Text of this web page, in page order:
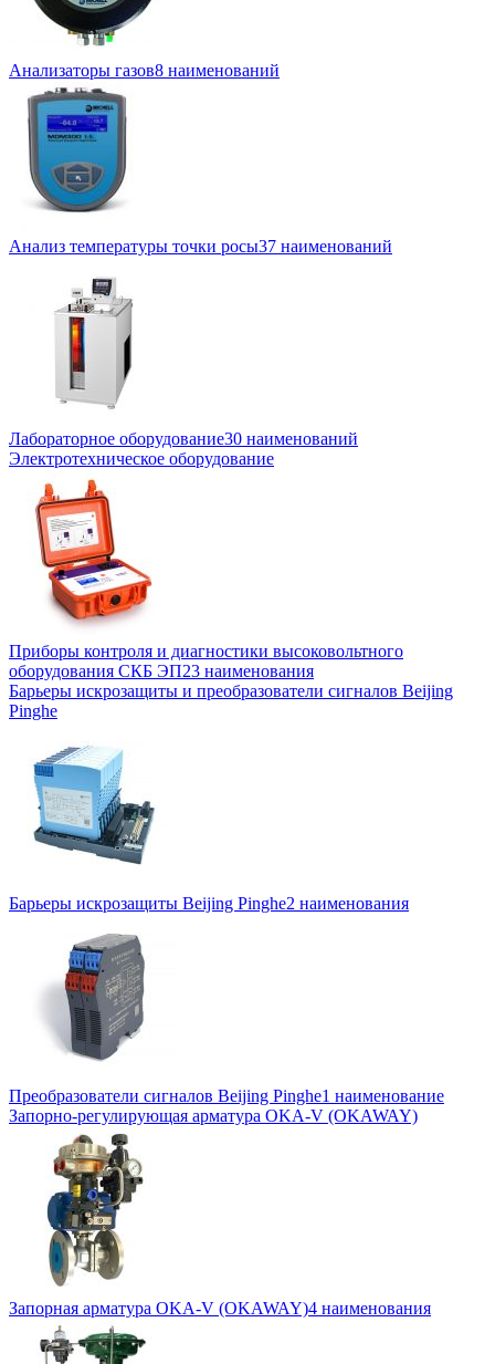
Анализаторы газов8 наименований
Анализ температуры точки росы37 наименований
Лабораторное оборудование30 наименований
Электротехническое оборудование
Приборы контроля и диагностики высоковольтного
оборудования СКБ ЭП23 наименования
Барьеры искрозащиты и преобразователи сигналов Beijing
Pinghe
Барьеры искрозащиты Beijing Pinghe2 наименования
Преобразователи сигналов Beijing Pinghe1 наименование
Запорно-регулирующая арматура OKA-V (OKAWAY)
Запорная арматура OKA-V (OKAWAY)4 наименования